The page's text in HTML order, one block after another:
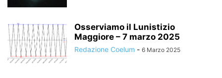
Osserviamo il Lunistizio
Maggiore – 7 marzo 2025
Redazione Coelum - 6 Marzo 2025